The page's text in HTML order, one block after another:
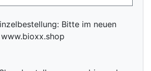
Bitte im neuen